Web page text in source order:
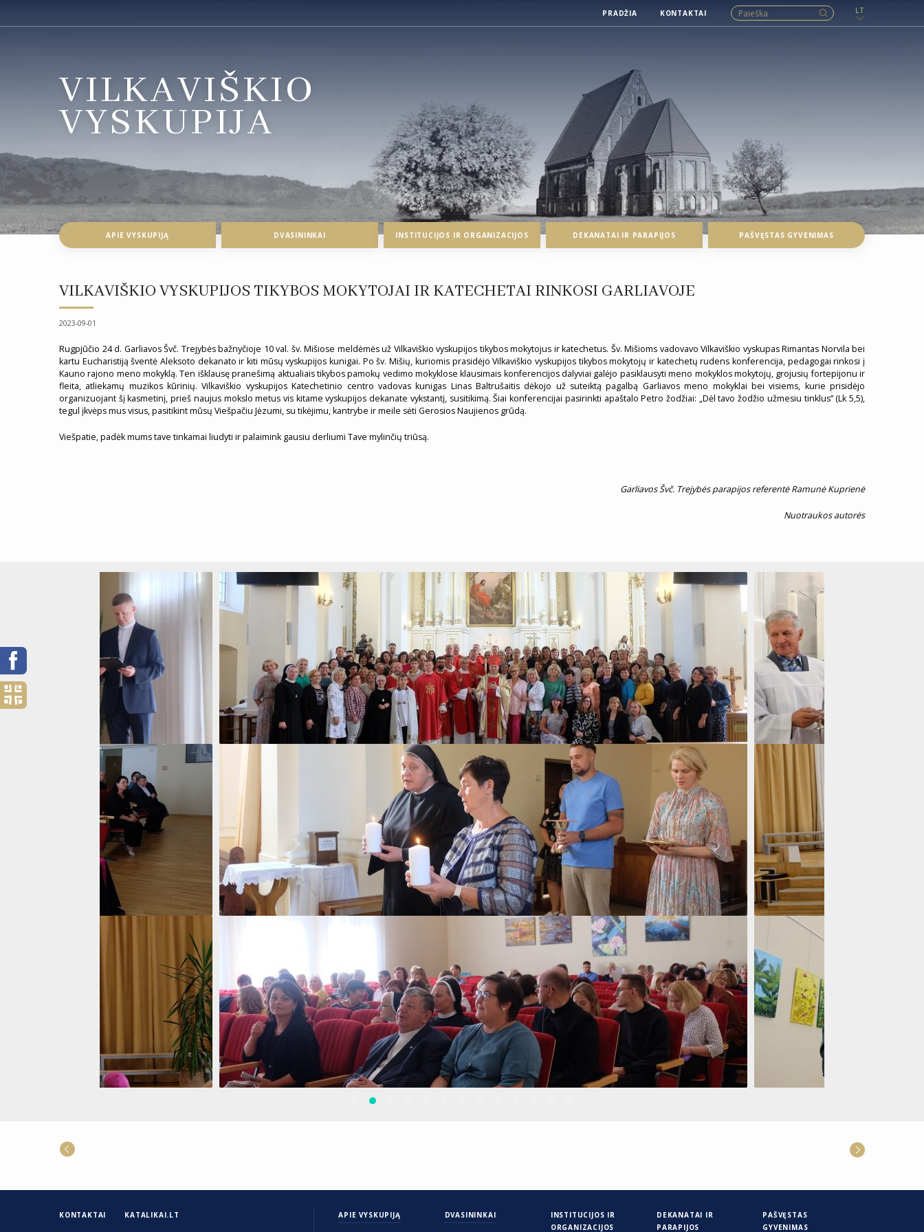
PRADŽIA KONTAKTAI LT
VILKAVIŠKIO
VYSKUPIJA
APIE VYSKUPIJĄ DVASININKAI INSTITUCIJOS IR ORGANIZACIJOS DEKANATAI IR PARAPIJOS PAŠVĘSTAS GYVENIMAS
VILKAVIŠKIO VYSKUPIJOS TIKYBOS MOKYTOJAI IR KATECHETAI RINKOSI GARLIAVOJE
2023-09-01
Rugpjūčio 24 d. Garliavos Švč. Trejybės bažnyčioje 10 val. šv. Mišiose meldėmės už Vilkaviškio vyskupijos tikybos mokytojus ir katechetus. Šv. Mišioms vadovavo Vilkaviškio vyskupas Rimantas Norvila bei
kartu Eucharistiją šventė Aleksoto dekanato ir kiti mūsų vyskupijos kunigai. Po šv. Mišių, kuriomis prasidėjo Vilkaviškio vyskupijos tikybos mokytojų ir katechetų rudens konferencija, pedagogai rinkosi į
Kauno rajono meno mokyklą. Ten išklausę pranešimą aktualiais tikybos pamokų vedimo mokyklose klausimais konferencijos dalyviai galėjo pasiklausyti meno mokyklos mokytojų, grojusių fortepijonu ir
fleita, atliekamų muzikos kūrinių. Vilkaviškio vyskupijos Katechetinio centro vadovas kunigas Linas Baltrušaitis dėkojo už suteiktą pagalbą Garliavos meno mokyklai bei visiems, kurie prisidėjo
organizuojant šį kasmetinį, prieš naujus mokslo metus vis kitame vyskupijos dekanate vykstantį, susitikimą. Šiai konferencijai pasirinkti apaštalo Petro žodžiai: „Dėl tavo žodžio užmesiu tinklus” (Lk 5,5),
tegul įkvėps mus visus, pasitikint mūsų Viešpačiu Jėzumi, su tikėjimu, kantrybe ir meile sėti Gerosios Naujienos grūdą.
Viešpatie, padėk mums tave tinkamai liudyti ir palaimink gausiu derliumi Tave mylinčių triūsą.
Garliavos Švč. Trejybės parapijos referentė Ramunė Kuprienė
Nuotraukos autorės
KONTAKTAI KATALIKAI.LT APIE VYSKUPIJĄ DVASININKAI
INSTITUCIJOS IR
ORGANIZACIJOS
DEKANATAI IR
PARAPIJOS
PAŠVĘSTAS
GYVENIMAS